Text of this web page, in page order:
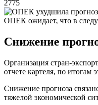
2775
ОПЕК ожидает, что в
Снижение
Организация стран-
отчете картеля, по
Снижение прогноза
тяжелой экономической